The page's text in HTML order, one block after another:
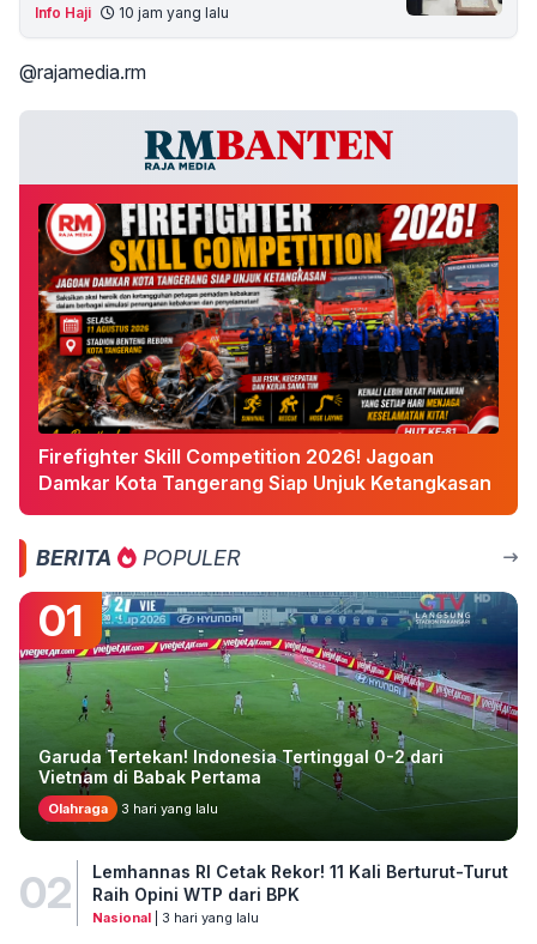
Info Haji 10 jam yang lalu
@rajamedia.rm
Firefighter Skill Competition 2026! Jagoan
Damkar Kota Tangerang Siap Unjuk Ketangkasan
BERITA POPULER
01
Garuda Tertekan! Indonesia Tertinggal 0-2 dari
Vietnam di Babak Pertama
Olahraga 3 hari yang lalu
02
Lemhannas RI Cetak Rekor! 11 Kali Berturut-Turut
Raih Opini WTP dari BPK
Nasional| 3 hari yang lalu